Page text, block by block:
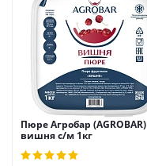
Пюре Агробар (AGROBAR)
вишня с/м 1кг